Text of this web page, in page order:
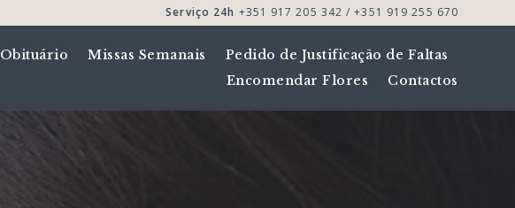
Serviço 24h +351 917 205 342 / +351 919 255 670
Obituário Missas Semanais
Pedido de Justificação de Faltas
Encomendar Flores
Contactos